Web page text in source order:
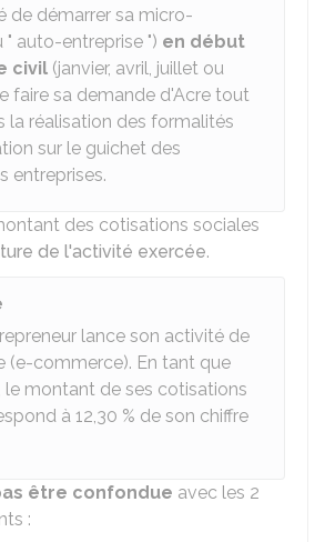
de démarrer sa micro-
" auto-entreprise ") en début
civil (janvier, avril, juillet ou
faire sa demande d'Acre tout
la réalisation des formalités
sur le guichet des
entreprises.
des cotisations sociales
de l'activité exercée.
lance son activité de
(e-commerce). En tant que
montant de ses cotisations
à 12,30 % de son chiffre
être confondue avec les 2
: